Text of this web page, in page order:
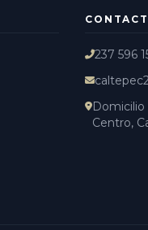
237 596
Domicilio
Centro,